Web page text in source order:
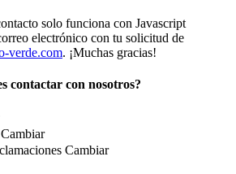
solo funciona con Javascript
electrónico con tu solicitud de
verde.com. ¡Muchas gracias!
contactar con nosotros?
Cambiar
Cambiar